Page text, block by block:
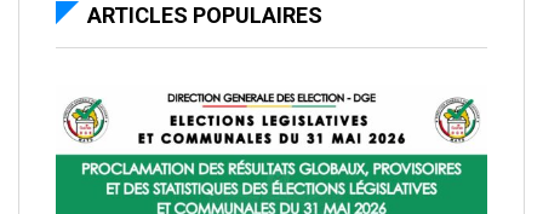
ARTICLES POPULAIRES